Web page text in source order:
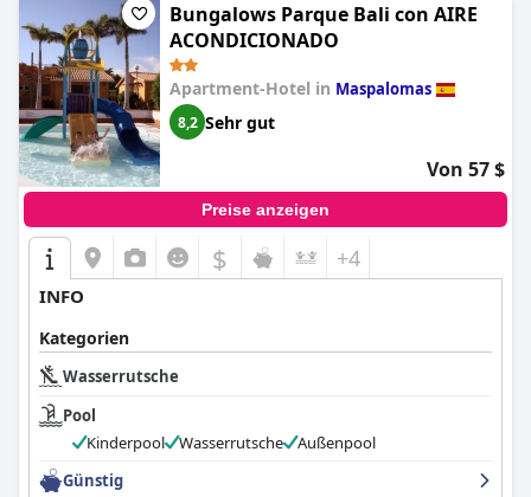
Bungalows Parque Bali con AIRE
ACONDICIONADO
Apartment-Hotel in Maspalomas
8,2 Sehr gut
Von 57 $
Preise anzeigen
$ +4
INFO
Kategorien
Wasserrutsche
Pool
Kinderpool
Wasserrutsche
Außenpool
Günstig